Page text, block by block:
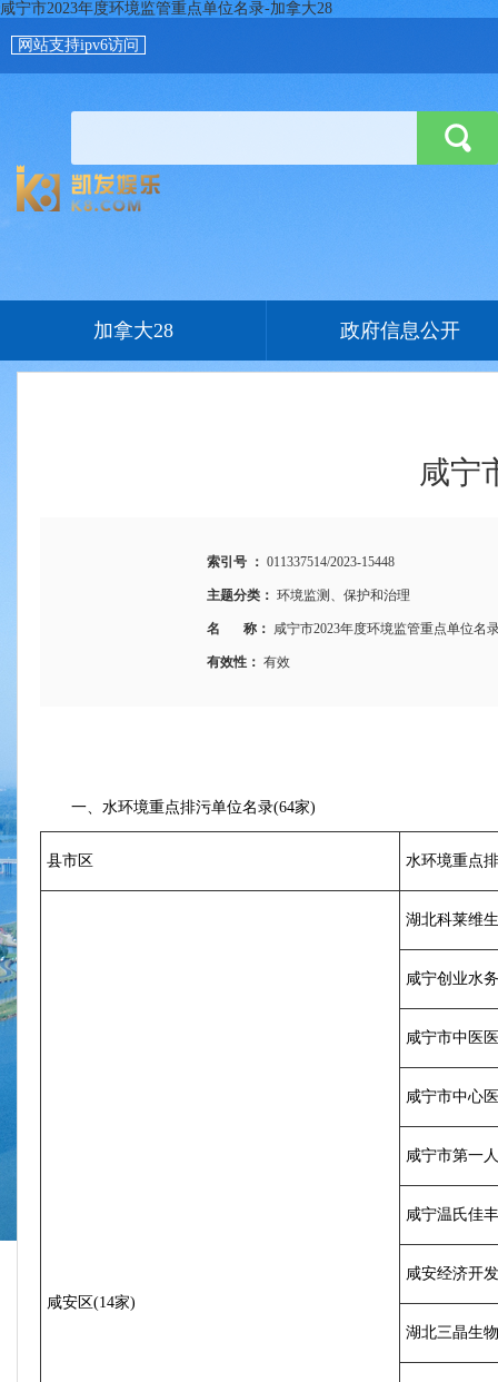
咸宁市2023年度环境监管重点单位名录-加拿大28
网站支持ipv6访问
加拿大28 政府信息公开
咸宁
索引号 ： 011337514/2023-15448
主题分类： 环境监测、保护和治理
名 称： 咸宁市2023年度环境监管重点单位名
有效性： 有效
一、水环境重点排污单位名录(64家)
县市区 水环境重点
咸安区(14家)
湖北科莱维
咸宁创业水
咸宁市中医
咸宁市中心
咸宁市第一
咸宁温氏佳
咸安经济开
湖北三晶生